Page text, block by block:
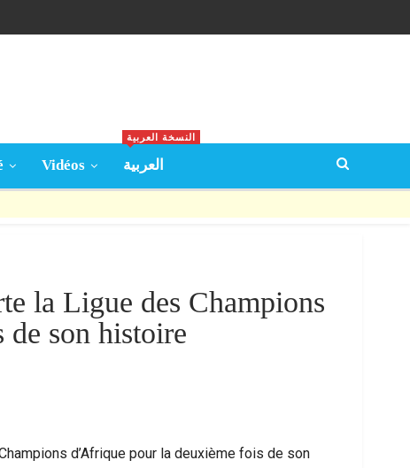
Vidéos العربية
النسخة العربية
la Ligue des Champions
son histoire
d’Afrique pour la deuxième fois de son